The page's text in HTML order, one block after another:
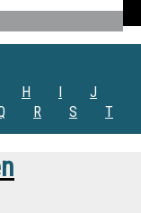
H I
J
R S
T